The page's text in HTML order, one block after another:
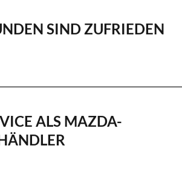
SIND ZUFRIEDEN
ALS MAZDA-